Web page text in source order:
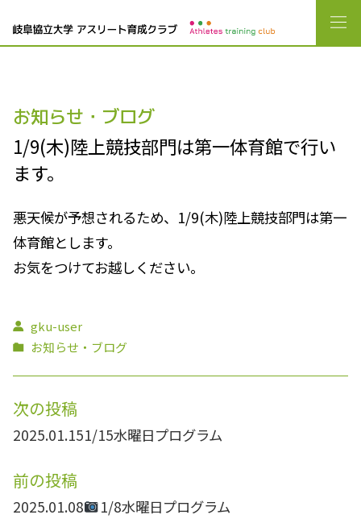
お知らせ・ブログ
1/9(木)陸上競技部門は第一体育館で行い
ます。
悪天候が予想されるため、1/9(木)陸上競技部門は第一
体育館とします。
お気をつけてお越しください。
gku-user
お知らせ・ブログ
次の投稿
2025.01.151/15水曜日プログラム
前の投稿
2025.01.08 1/8水曜日プログラム